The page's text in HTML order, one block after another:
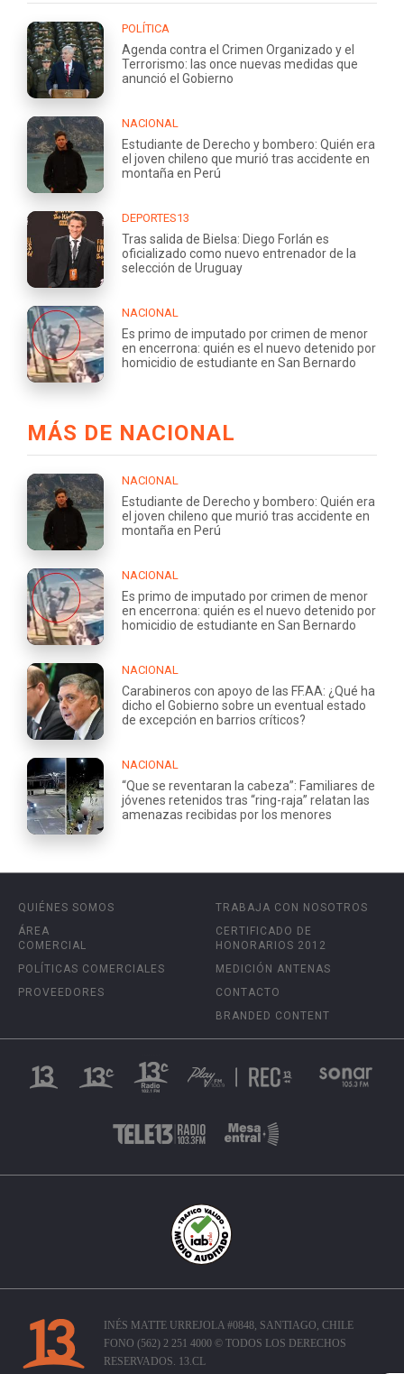
POLÍTICA
Agenda contra el Crimen Organizado y el
Terrorismo: las once nuevas medidas que
anunció el Gobierno
NACIONAL
Estudiante de Derecho y bombero: Quién era
el joven chileno que murió tras accidente en
montaña en Perú
DEPORTES13
Tras salida de Bielsa: Diego Forlán es
oficializado como nuevo entrenador de la
selección de Uruguay
NACIONAL
Es primo de imputado por crimen de menor
en encerrona: quién es el nuevo detenido por
homicidio de estudiante en San Bernardo
MÁS DE NACIONAL
NACIONAL
Estudiante de Derecho y bombero: Quién era
el joven chileno que murió tras accidente en
montaña en Perú
NACIONAL
Es primo de imputado por crimen de menor
en encerrona: quién es el nuevo detenido por
homicidio de estudiante en San Bernardo
NACIONAL
Carabineros con apoyo de las FF.AA: ¿Qué ha
dicho el Gobierno sobre un eventual estado
de excepción en barrios críticos?
NACIONAL
“Que se reventaran la cabeza”: Familiares de
jóvenes retenidos tras “ring-raja” relatan las
amenazas recibidas por los menores
QUIÉNES SOMOS
ÁREA
COMERCIAL
POLÍTICAS COMERCIALES
PROVEEDORES
TRABAJA CON NOSOTROS
CERTIFICADO DE
HONORARIOS 2012
MEDICIÓN ANTENAS
CONTACTO
BRANDED CONTENT
INÉS MATTE URREJOLA #0848, SANTIAGO, CHILE
FONO (562) 2 251 4000 © TODOS LOS DERECHOS
RESERVADOS. 13.CL